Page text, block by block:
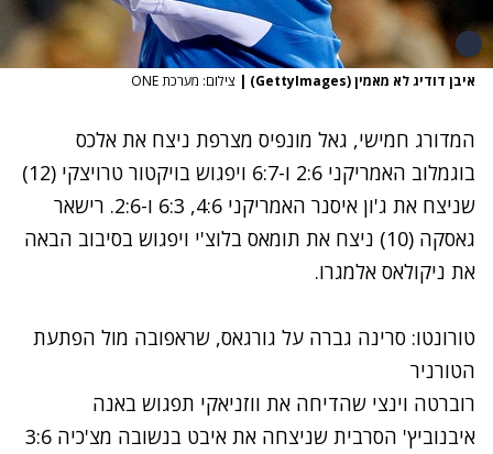
איבן דודיג לא מאמין (GettyImages) | צילום: מערכת ONE
המדורג חמישי, גאל מונפיס מצרפת ניצח את אלכס
בוגמלוב האמריקני 2:6 ו-6:7 ויפגוש בויקטור טרויצקי (12)
שניצח את ג'ון איסנר האמריקני 4:6, 6:3 ו-2:6. רישאר
גאסקה (10) ניצח את תומאס בלוצ'י ויפגוש בסיבוב הבאה
את ניקולאס אלמגרו.
טורונטו: סרינה גברה על גורגאס, שראפובה מול הפתעת
הטורניר
רוברטה וינצי שהדיחה את ווזניאקי תפגוש באנה
איבנוביץ' הסרבית שניצחה את איבט בנשובה מצ'כיה 3:6